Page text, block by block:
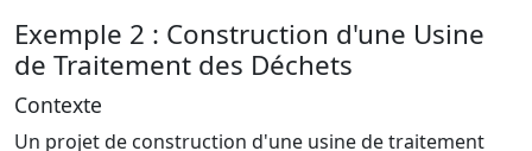
Exemple 2 : Construction d'une Usine
de Traitement des Déchets
Contexte
Un projet de construction d'une usine de traitement